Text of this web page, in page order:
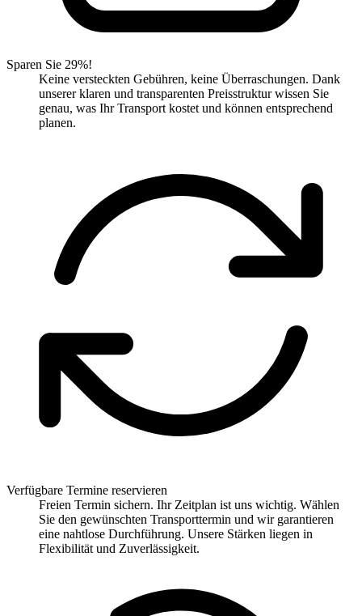
Sparen Sie 29%!
Keine versteckten Gebühren, keine Überraschungen. Dank
unserer klaren und transparenten Preisstruktur wissen Sie
genau, was Ihr Transport kostet und können entsprechend
planen.
Verfügbare Termine reservieren
Freien Termin sichern. Ihr Zeitplan ist uns wichtig. Wählen
Sie den gewünschten Transporttermin und wir garantieren
eine nahtlose Durchführung. Unsere Stärken liegen in
Flexibilität und Zuverlässigkeit.